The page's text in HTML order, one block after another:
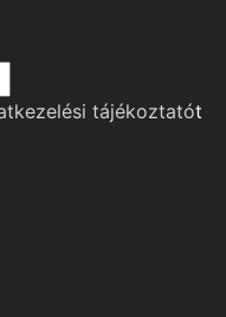
tájékoztatót